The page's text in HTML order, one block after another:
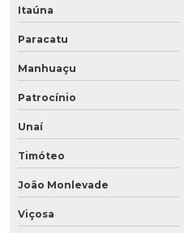
Itaúna
Paracatu
Manhuaçu
Patrocínio
Unaí
Timóteo
João Monlevade
Viçosa